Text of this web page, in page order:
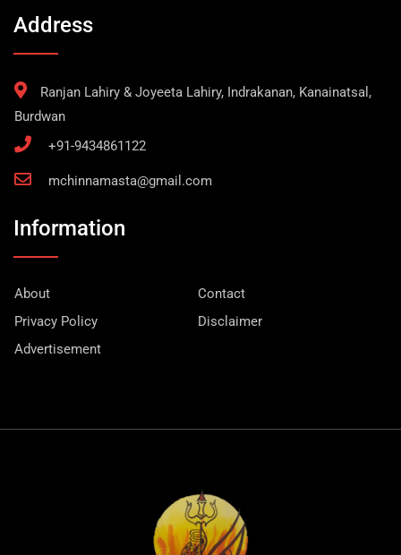
Address
Ranjan Lahiry & Joyeeta Lahiry, Indrakanan, Kanainatsal,
Burdwan
+91-9434861122
mchinnamasta@gmail.com
Information
About
Contact
Privacy Policy
Disclaimer
Advertisement